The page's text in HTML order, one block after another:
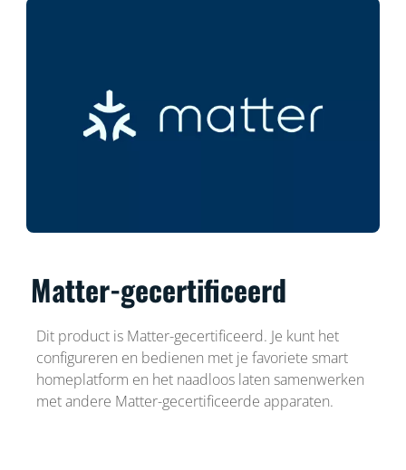
Matter-gecertificeerd
Dit product is Matter-gecertificeerd. Je kunt het
configureren en bedienen met je favoriete smart
homeplatform en het naadloos laten samenwerken
met andere Matter-gecertificeerde apparaten.